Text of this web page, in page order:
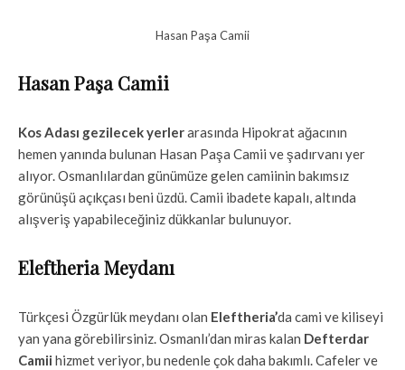
Hasan Paşa Camii
Hasan Paşa Camii
Kos Adası gezilecek yerlerarasında Hipokrat ağacının
hemen yanında bulunan Hasan Paşa Camii ve şadırvanı yer
alıyor. Osmanlılardan günümüze gelen camiinin bakımsız
görünüşü açıkçası beni üzdü. Camii ibadete kapalı, altında
alışveriş yapabileceğiniz dükkanlar bulunuyor.
Eleftheria Meydanı
Türkçesi Özgürlük meydanı olan Eleftheria’da cami ve kiliseyi
yan yana görebilirsiniz. Osmanlı’dan miras kalan Defterdar
Camii hizmet veriyor, bu nedenle çok daha bakımlı. Cafeler ve